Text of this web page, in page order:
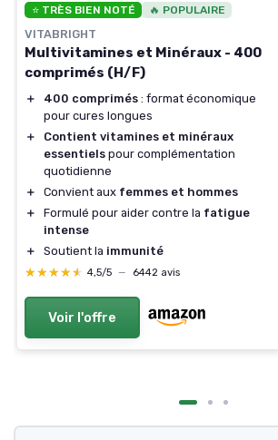
⭐ TRÈS BIEN NOTÉ 🔥 POPULAIRE
VITABRIGHT
Multivitamines et Minéraux - 400
comprimés (H/F)
＋ 400 comprimés : format économique
pour cures longues
＋
Contient vitamines et minéraux
essentiels pour complémentation
quotidienne
＋
Convient aux femmes et hommes
＋
Formulé pour aider contre la fatigue
intense
＋
Soutient la immunité
★★★★★
★★★★★ 4,5/5 — 6442 avis
Voir l'offre